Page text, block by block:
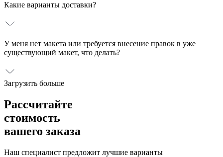
Какие варианты доставки?
У меня нет макета или требуется внесение правок в уже
существующий макет, что делать?
Загрузить больше
Рассчитайте
стоимость
вашего заказа
Наш специалист предложит лучшие варианты